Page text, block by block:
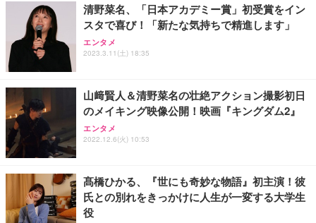
清野菜名、「日本アカデミー賞」初受賞をイン
スタで喜び！「新たな気持ちで精進します」
エンタメ
2023.3.11(土) 18:35
山﨑賢人＆清野菜名の壮絶アクション撮影初日
のメイキング映像公開！映画『キングダム2』
エンタメ
2022.12.6(火) 10:53
髙橋ひかる、『世にも奇妙な物語』初主演！彼
氏との別れをきっかけに人生が一変する大学生
役